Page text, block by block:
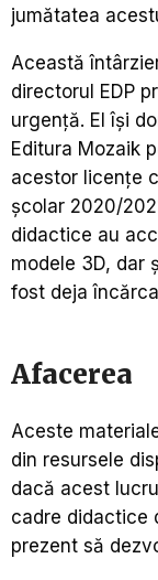
jumătatea
Această
directorul EDP
urgență. El își
Editura Mozaik
acestor licențe
școlar 2020/
didactice au
modele 3D, dar
fost deja
Afacerea
Aceste
din resursele
dacă acest
cadre didactice
prezent să